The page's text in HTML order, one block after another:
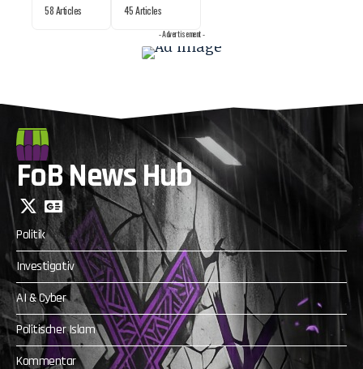
58 Articles 45 Articles
- Advertisement -
FoB News Hub
Politik
Investigativ
AI & Cyber
Politischer Islam
Kommentar